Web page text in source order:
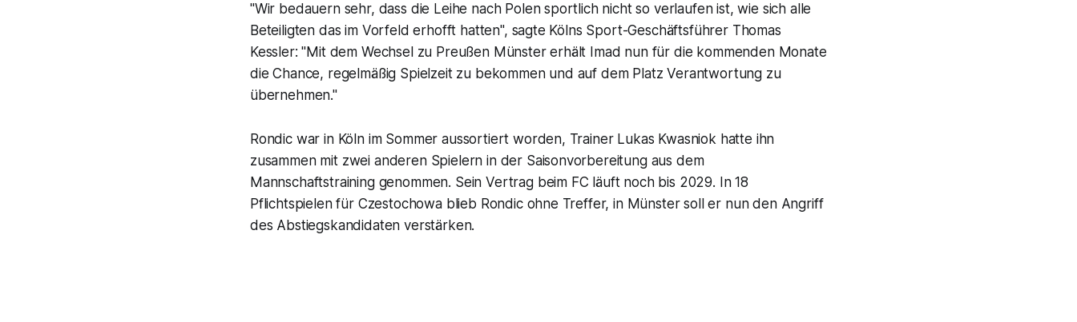
"Wir bedauern sehr, dass die Leihe nach Polen sportlich nicht so verlaufen ist, wie sich alle
Beteiligten das im Vorfeld erhofft hatten", sagte Kölns Sport-Geschäftsführer Thomas
Kessler: "Mit dem Wechsel zu Preußen Münster erhält Imad nun für die kommenden Monate
die Chance, regelmäßig Spielzeit zu bekommen und auf dem Platz Verantwortung zu
übernehmen."
Rondic war in Köln im Sommer aussortiert worden, Trainer Lukas Kwasniok hatte ihn
zusammen mit zwei anderen Spielern in der Saisonvorbereitung aus dem
Mannschaftstraining genommen. Sein Vertrag beim FC läuft noch bis 2029. In 18
Pflichtspielen für Czestochowa blieb Rondic ohne Treffer, in Münster soll er nun den Angriff
des Abstiegskandidaten verstärken.